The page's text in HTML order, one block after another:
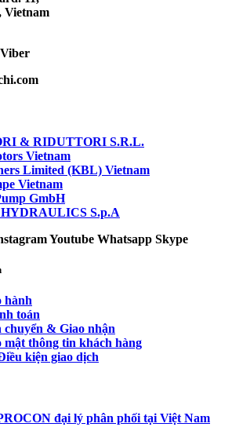
Vietnam
& RIDUTTORI S.R.L.
Vietnam
Limited (KBL) Vietnam
Vietnam
GmbH
S.p.A
Youtube Whatsapp Skype
hành
toán
chuyển & Giao nhận
mật thông tin khách hàng
kiện giao dịch
đại lý phân phối tại Việt Nam